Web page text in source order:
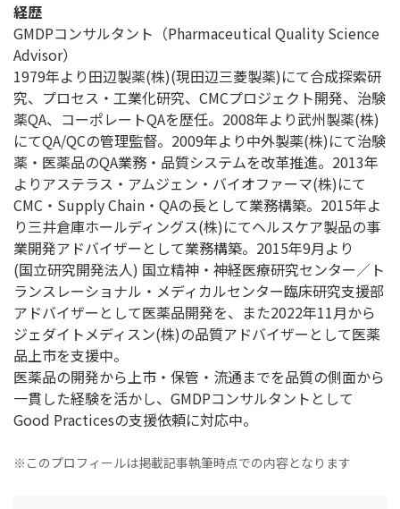
経歴
GMDPコンサルタント（Pharmaceutical Quality Science
Advisor）
1979年より田辺製薬(株)(現田辺三菱製薬)にて合成探索研
究、プロセス・工業化研究、CMCプロジェクト開発、治験
薬QA、コーポレートQAを歴任。2008年より武州製薬(株)
にてQA/QCの管理監督。2009年より中外製薬(株)にて治験
薬・医薬品のQA業務・品質システムを改革推進。2013年
よりアステラス・アムジェン・バイオファーマ(株)にて
CMC・Supply Chain・QAの長として業務構築。2015年よ
り三井倉庫ホールディングス(株)にてヘルスケア製品の事
業開発アドバイザーとして業務構築。2015年9月より
(国立研究開発法人) 国立精神・神経医療研究センター／ト
ランスレーショナル・メディカルセンター臨床研究支援部
アドバイザーとして医薬品開発を、また2022年11月から
ジェダイトメディスン(株)の品質アドバイザーとして医薬
品上市を支援中。
医薬品の開発から上市・保管・流通までを品質の側面から
一貫した経験を活かし、GMDPコンサルタントとして
Good Practicesの支援依頼に対応中。
※このプロフィールは掲載記事執筆時点での内容となります